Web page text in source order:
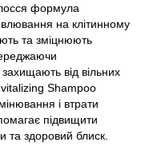
формула
на клітинному
та зміцнюють
від вільних
Shampoo
і втрати
підвищити
та здоровий блиск.